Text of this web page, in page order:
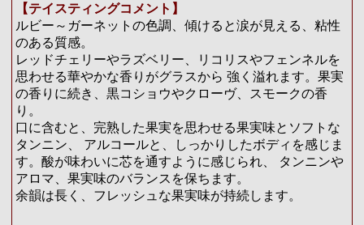
【テイスティングコメント】
ルビー～ガーネットの色調、傾けると涙が見える、粘性
のある質感。
レッドチェリーやラズベリー、リコリスやフェンネルを
思わせる華やかな香りがグラスから 強く溢れます。果実
の香りに続き、黒コショウやクローヴ、スモークの香
り。
口に含むと、完熟した果実を思わせる果実味とソフトな
タンニン、 アルコールと、しっかりしたボディを感じま
す。酸が味わいに芯を通すように感じられ、 タンニンや
アロマ、果実味のバランスを保ちます。
余韻は長く、フレッシュな果実味が持続します。